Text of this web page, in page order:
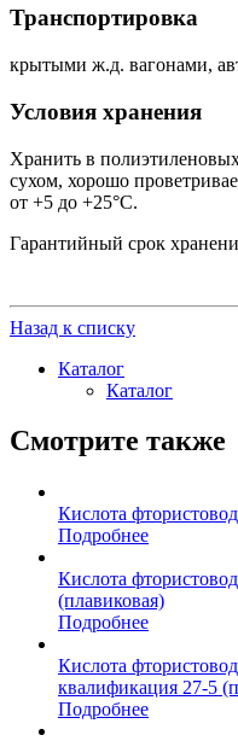
Транспортировка
крытыми ж.д. вагонами,
Условия хранения
Хранить в
сухом, хорошо
от +5 до +25°С.
Гарантийный срок
Назад к списку
Каталог
Каталог
Смотрите также
Кислота
Подробнее
Кислота
(плавиковая)
Подробнее
Кислота
квалификация 27-5
Подробнее